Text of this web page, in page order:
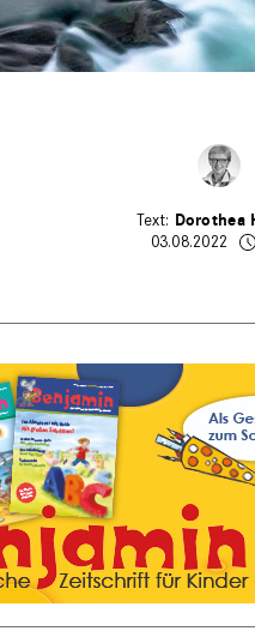
Dorothea
03.08.2022